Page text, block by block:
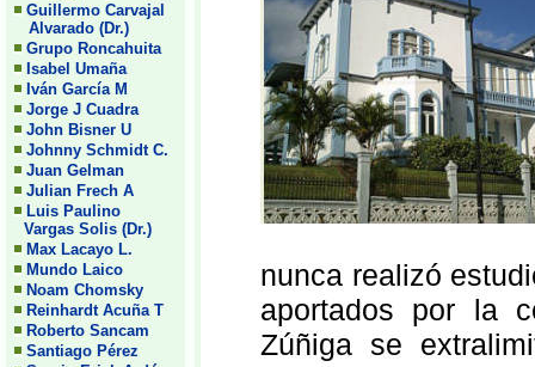
Guillermo Carvajal
Alvarado (Dr.)
Grupo Roncahuita
Isabel Umaña
Iván García M
Jorge J Cuadra
John Bisner U
Johnny Schmidt C.
Juan Gelman
Julian Frech A
Luis Paulino
Vargas Solis (Dr.)
Max Lacayo L.
Mundo Laico
Noam Chomsky
Reinhardt Acuña T
Roberto Sancam
Santiago Pérez
nunca realizó
aportados por la
Zúñiga se